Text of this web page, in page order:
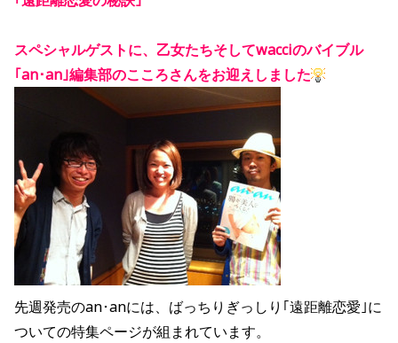
スペシャルゲストに、乙女たちそしてwacciのバイブル
｢an･an｣編集部のこころさんをお迎えしました
先週発売のan･anには、ばっちりぎっしり｢遠距離恋愛｣に
ついての特集ページが組まれています。